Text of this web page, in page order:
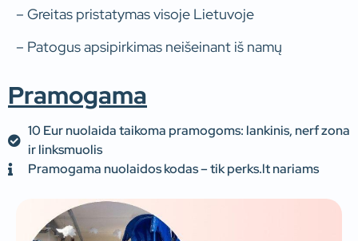
– Greitas pristatymas visoje Lietuvoje
– Patogus apsipirkimas neišeinant iš namų
Pramogama
10 Eur nuolaida taikoma pramogoms: lankinis, nerf zona
ir linksmuolis
Pramogama nuolaidos kodas – tik perks.lt nariams